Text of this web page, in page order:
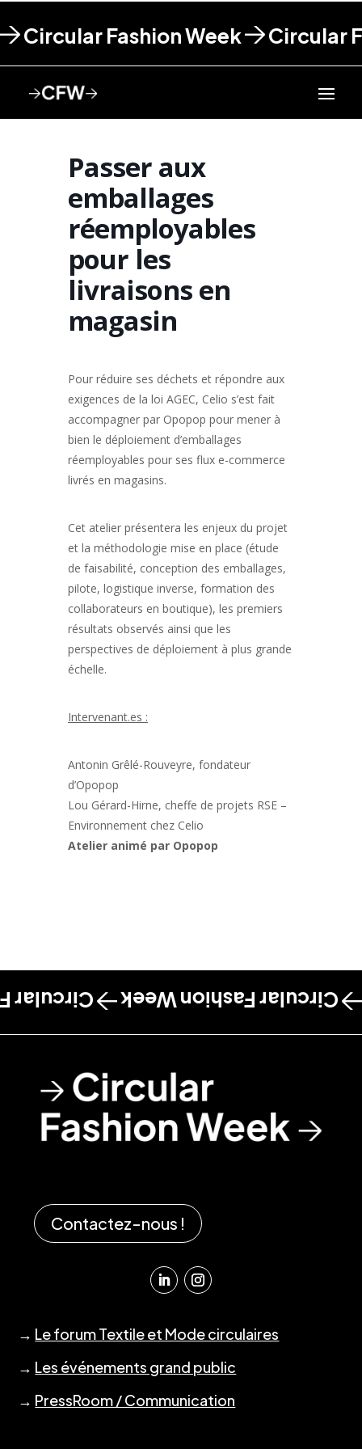
Circular Fashion Week Circular
Passer aux
emballages
réemployables
pour les
livraisons en
magasin
Pour réduire ses déchets et répondre aux
exigences de la loi AGEC, Celio s’est fait
accompagner par Opopop pour mener à
bien le déploiement d’emballages
réemployables pour ses flux e-commerce
livrés en magasins.
Cet atelier présentera les enjeux du projet
et la méthodologie mise en place (étude
de faisabilité, conception des emballages,
pilote, logistique inverse, formation des
collaborateurs en boutique), les premiers
résultats observés ainsi que les
perspectives de déploiement à plus grande
échelle.
Intervenant.es :
Antonin Grêlé-Rouveyre, fondateur
d’Opopop
Lou Gérard-Hirne, cheffe de projets RSE –
Environnement chez Celio
Atelier animé par Opopop
Circular Fashion Week
Week
Contactez-nous !
→ Le forum Textile et Mode circulaires
→ Les événements grand public
→ PressRoom / Communication